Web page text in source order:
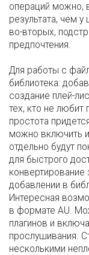
операций можно,
результата, чем
во-вторых,
предпочтения.
Для работы с
библиотека:
создание плей-
тех, кто не любит
простота
можно включить
отдельно будут
для быстрого
добавлении в
Интересная
в формате AU.
плагинов и
прослушивания.
несколькими